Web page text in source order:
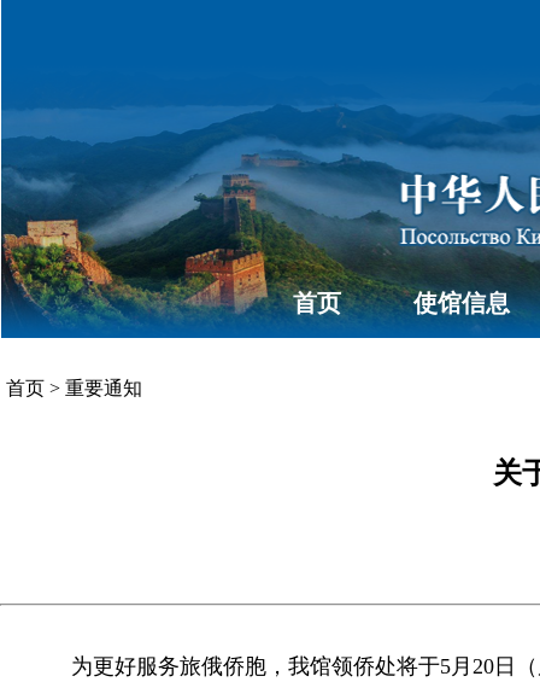
首页 使馆信息
首页 > 重要通知
关
为更好服务旅俄侨胞，我馆领侨处将于5月20日